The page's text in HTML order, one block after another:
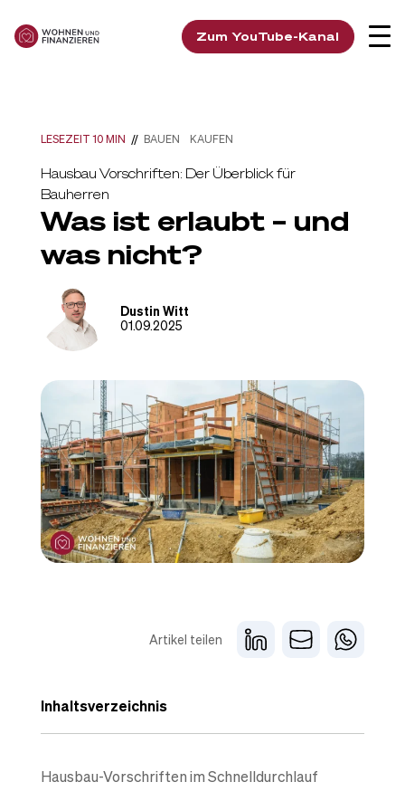
Zum YouTube-Kanal
LESEZEIT 10 MIN // BAUEN KAUFEN
Hausbau Vorschriften: Der Überblick für
Bauherren
Was ist erlaubt – und
was nicht?
Dustin Witt
01.09.2025
Artikel teilen
Inhaltsverzeichnis
Hausbau-Vorschriften im Schnelldurchlauf